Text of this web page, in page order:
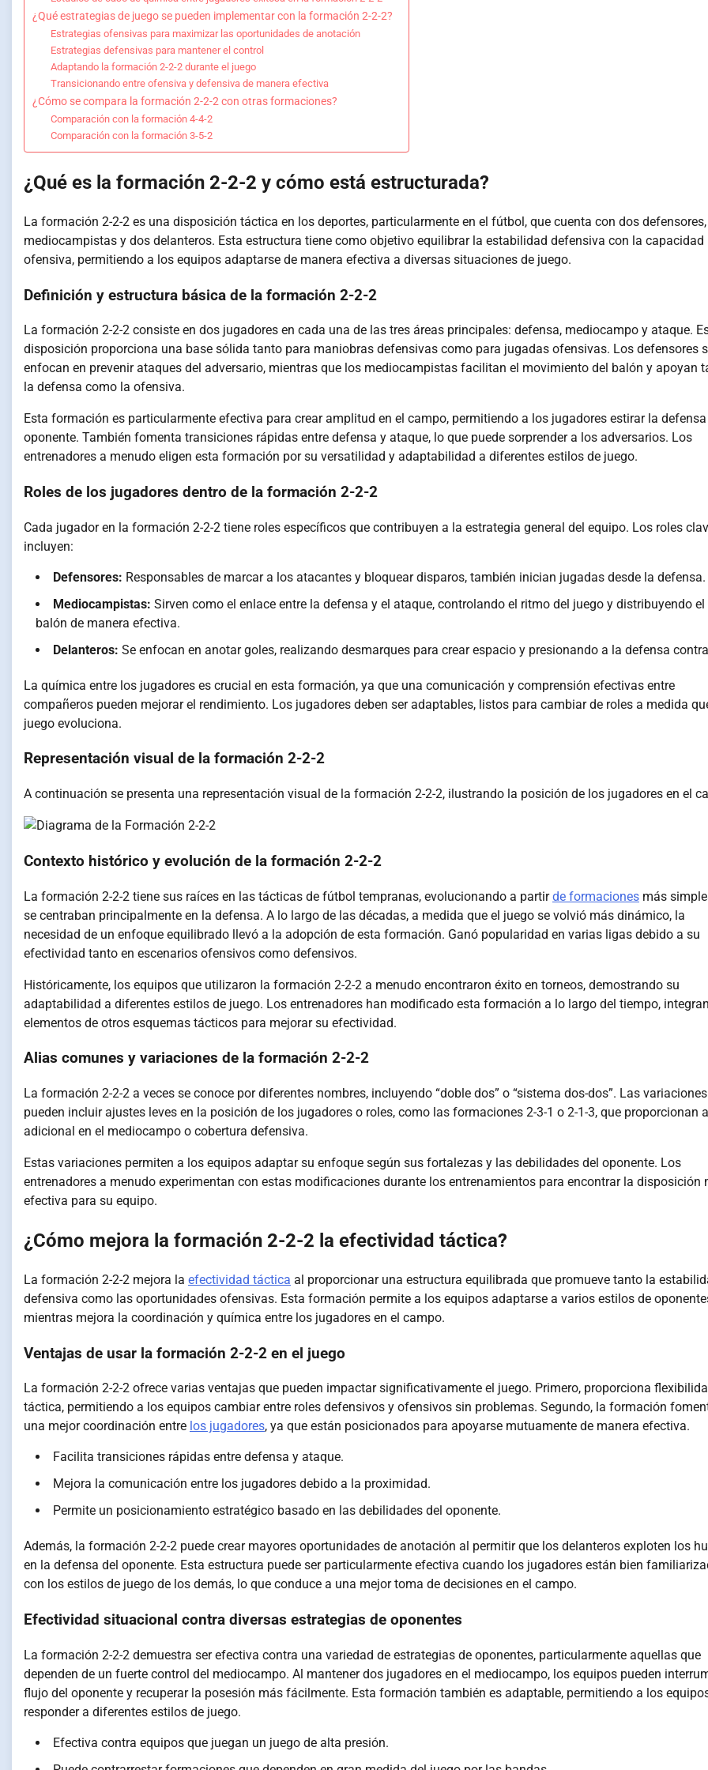
¿Qué estrategias de juego se pueden implementar con la formación 2-2-2?
Estrategias ofensivas para maximizar las oportunidades de anotación
Estrategias defensivas para mantener el control
Adaptando la formación 2-2-2 durante el juego
Transicionando entre ofensiva y defensiva de manera efectiva
¿Cómo se compara la formación 2-2-2 con otras formaciones?
Comparación con la formación 4-4-2
Comparación con la formación 3-5-2
¿Qué es la formación 2-2-2 y cómo está estructurada?
La formación 2-2-2 es una disposición táctica en los deportes, particularmente en el fútbol, que cuenta con dos
mediocampistas y dos delanteros. Esta estructura tiene como objetivo equilibrar la estabilidad defensiva con la capacidad
ofensiva, permitiendo a los equipos adaptarse de manera efectiva a diversas situaciones de juego.
Definición y estructura básica de la formación 2-2-2
La formación 2-2-2 consiste en dos jugadores en cada una de las tres áreas principales: defensa, mediocampo y ataque.
disposición proporciona una base sólida tanto para maniobras defensivas como para jugadas ofensivas. Los defensores
enfocan en prevenir ataques del adversario, mientras que los mediocampistas facilitan el movimiento del balón y apoyan
la defensa como la ofensiva.
Esta formación es particularmente efectiva para crear amplitud en el campo, permitiendo a los jugadores estirar la defensa
oponente. También fomenta transiciones rápidas entre defensa y ataque, lo que puede sorprender a los adversarios. Los
entrenadores a menudo eligen esta formación por su versatilidad y adaptabilidad a diferentes estilos de juego.
Roles de los jugadores dentro de la formación 2-2-2
Cada jugador en la formación 2-2-2 tiene roles específicos que contribuyen a la estrategia general del equipo. Los roles
incluyen:
Defensores: Responsables de marcar a los atacantes y bloquear disparos, también inician jugadas desde la defensa.
Mediocampistas: Sirven como el enlace entre la defensa y el ataque, controlando el ritmo del juego y distribuyendo el
balón de manera efectiva.
Delanteros: Se enfocan en anotar goles, realizando desmarques para crear espacio y presionando a la defensa
La química entre los jugadores es crucial en esta formación, ya que una comunicación y comprensión efectivas entre
compañeros pueden mejorar el rendimiento. Los jugadores deben ser adaptables, listos para cambiar de roles a medida
juego evoluciona.
Representación visual de la formación 2-2-2
A continuación se presenta una representación visual de la formación 2-2-2, ilustrando la posición de los jugadores en el
Contexto histórico y evolución de la formación 2-2-2
La formación 2-2-2 tiene sus raíces en las tácticas de fútbol tempranas, evolucionando a partirde formaciones más
se centraban principalmente en la defensa. A lo largo de las décadas, a medida que el juego se volvió más dinámico, la
necesidad de un enfoque equilibrado llevó a la adopción de esta formación. Ganó popularidad en varias ligas debido a su
efectividad tanto en escenarios ofensivos como defensivos.
Históricamente, los equipos que utilizaron la formación 2-2-2 a menudo encontraron éxito en torneos, demostrando su
adaptabilidad a diferentes estilos de juego. Los entrenadores han modificado esta formación a lo largo del tiempo,
elementos de otros esquemas tácticos para mejorar su efectividad.
Alias comunes y variaciones de la formación 2-2-2
La formación 2-2-2 a veces se conoce por diferentes nombres, incluyendo “doble dos” o “sistema dos-dos”. Las variaciones
pueden incluir ajustes leves en la posición de los jugadores o roles, como las formaciones 2-3-1 o 2-1-3, que proporcionan
adicional en el mediocampo o cobertura defensiva.
Estas variaciones permiten a los equipos adaptar su enfoque según sus fortalezas y las debilidades del oponente. Los
entrenadores a menudo experimentan con estas modificaciones durante los entrenamientos para encontrar la disposición
efectiva para su equipo.
¿Cómo mejora la formación 2-2-2 la efectividad táctica?
La formación 2-2-2 mejora la efectividad táctica al proporcionar una estructura equilibrada que promueve tanto la
defensiva como las oportunidades ofensivas. Esta formación permite a los equipos adaptarse a varios estilos de
mientras mejora la coordinación y química entre los jugadores en el campo.
Ventajas de usar la formación 2-2-2 en el juego
La formación 2-2-2 ofrece varias ventajas que pueden impactar significativamente el juego. Primero, proporciona
táctica, permitiendo a los equipos cambiar entre roles defensivos y ofensivos sin problemas. Segundo, la formación
una mejor coordinación entre los jugadores, ya que están posicionados para apoyarse mutuamente de manera efectiva.
Facilita transiciones rápidas entre defensa y ataque.
Mejora la comunicación entre los jugadores debido a la proximidad.
Permite un posicionamiento estratégico basado en las debilidades del oponente.
Además, la formación 2-2-2 puede crear mayores oportunidades de anotación al permitir que los delanteros exploten los
en la defensa del oponente. Esta estructura puede ser particularmente efectiva cuando los jugadores están bien
con los estilos de juego de los demás, lo que conduce a una mejor toma de decisiones en el campo.
Efectividad situacional contra diversas estrategias de oponentes
La formación 2-2-2 demuestra ser efectiva contra una variedad de estrategias de oponentes, particularmente aquellas que
dependen de un fuerte control del mediocampo. Al mantener dos jugadores en el mediocampo, los equipos pueden
flujo del oponente y recuperar la posesión más fácilmente. Esta formación también es adaptable, permitiendo a los
responder a diferentes estilos de juego.
Efectiva contra equipos que juegan un juego de alta presión.